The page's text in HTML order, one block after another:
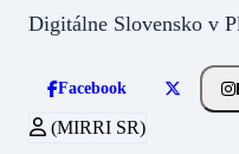
Digitálne Slovensko v
Facebook
(MIRRI SR)